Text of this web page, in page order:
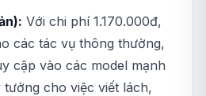
Với chi phí 1.170.000đ,
các tác vụ thông thường,
cập vào các model mạnh
tưởng cho việc viết lách,